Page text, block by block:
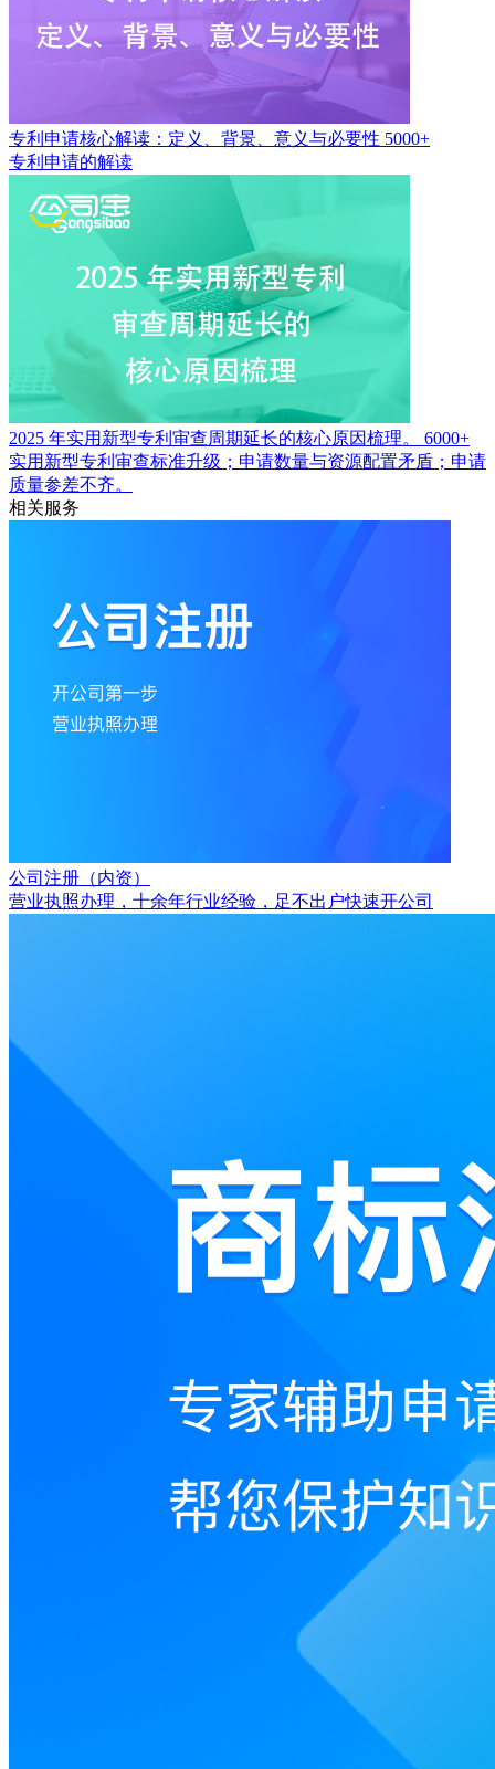
专利申请核心解读：定义、背景、意义与必要性 5000+
专利申请的解读
2025 年实用新型专利审查周期延长的核心原因梳理。
6000+
实用新型专利审查标准升级；申请数量与资源配置矛盾；申请
质量参差不齐。
相关服务
公司注册（内资）
营业执照办理，十余年行业经验，足不出户快速开公司